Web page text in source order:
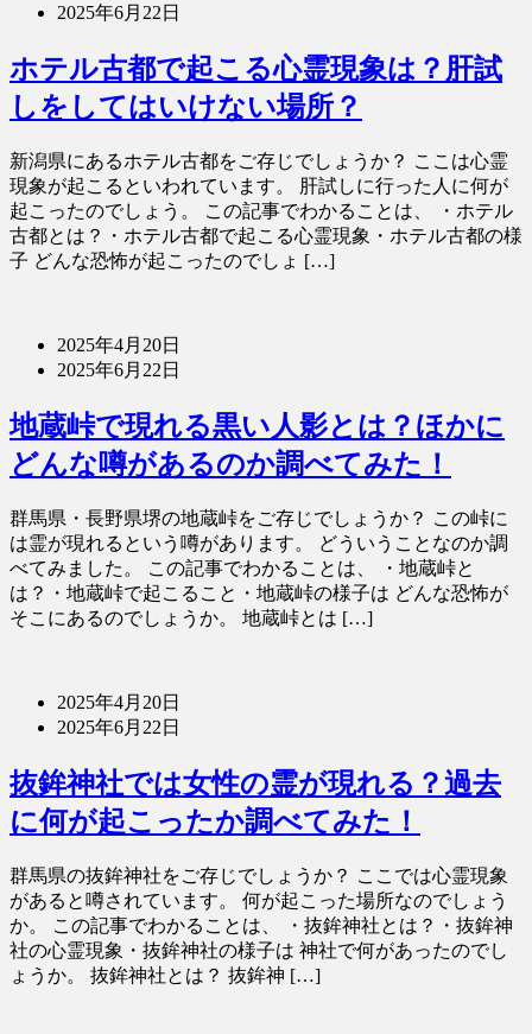
2025年6月22日
ホテル古都で起こる心霊現象は？肝試
しをしてはいけない場所？
新潟県にあるホテル古都をご存じでしょうか？ ここは心霊
現象が起こるといわれています。 肝試しに行った人に何が
起こったのでしょう。 この記事でわかることは、 ・ホテル
古都とは？・ホテル古都で起こる心霊現象・ホテル古都の様
子 どんな恐怖が起こったのでしょ […]
2025年4月20日
2025年6月22日
地蔵峠で現れる黒い人影とは？ほかに
どんな噂があるのか調べてみた！
群馬県・長野県堺の地蔵峠をご存じでしょうか？ この峠に
は霊が現れるという噂があります。 どういうことなのか調
べてみました。 この記事でわかることは、 ・地蔵峠と
は？・地蔵峠で起こること・地蔵峠の様子は どんな恐怖が
そこにあるのでしょうか。 地蔵峠とは […]
2025年4月20日
2025年6月22日
抜鉾神社では女性の霊が現れる？過去
に何が起こったか調べてみた！
群馬県の抜鉾神社をご存じでしょうか？ ここでは心霊現象
があると噂されています。 何が起こった場所なのでしょう
か。 この記事でわかることは、 ・抜鉾神社とは？・抜鉾神
社の心霊現象・抜鉾神社の様子は 神社で何があったのでし
ょうか。 抜鉾神社とは？ 抜鉾神 […]